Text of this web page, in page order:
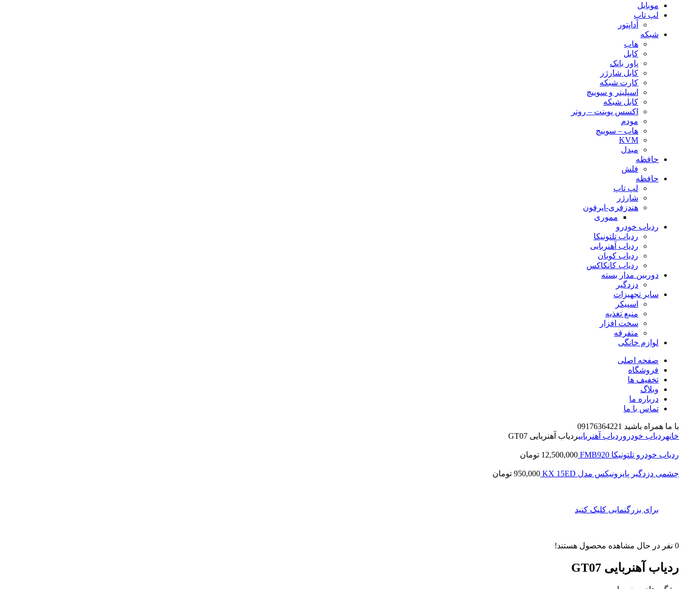
موبایل
لپ تاپ
آداپتور
شبکه
هاب
کابل
پاور بانک
کابل شارژر
کارت شبکه
اسپلیتر و سوییچ
کابل شبکه
اکسس پوینت – روتر
مودم
هاب – سوییچ
KVM
مبدل
حافظه
فلش
حافظه
لپ تاپ
شارژر
هندزفری-ایرفون
مموری
ردیاب خودرو
ردیاب تلتونیکا
ردیاب آهنربایی
ردیاب کوبان
ردیاب کانکاکس
دوربین مدار بسته
دزدگیر
سایر تجهیزات
اسپیکر
منبع تغذیه
سخت افزار
متفرقه
لوازم خانگی
صفحه اصلی
فروشگاه
تخفیف ها
وبلاگ
درباره ما
تماس با ما
با ما همراه باشید 09176364221
خانهردیاب خودروردیاب آهنرباییردیاب آهنربایی GT07
ردیاب خودرو تلتونیکا FMB920 12,500,000 تومان
چشمی دزدگیر پایرونیکس مدل KX 15ED 950,000 تومان
برای بزرگنمایی کلیک کنید
0 نفر در حال مشاهده محصول هستند!
ردیاب آهنربایی GT07